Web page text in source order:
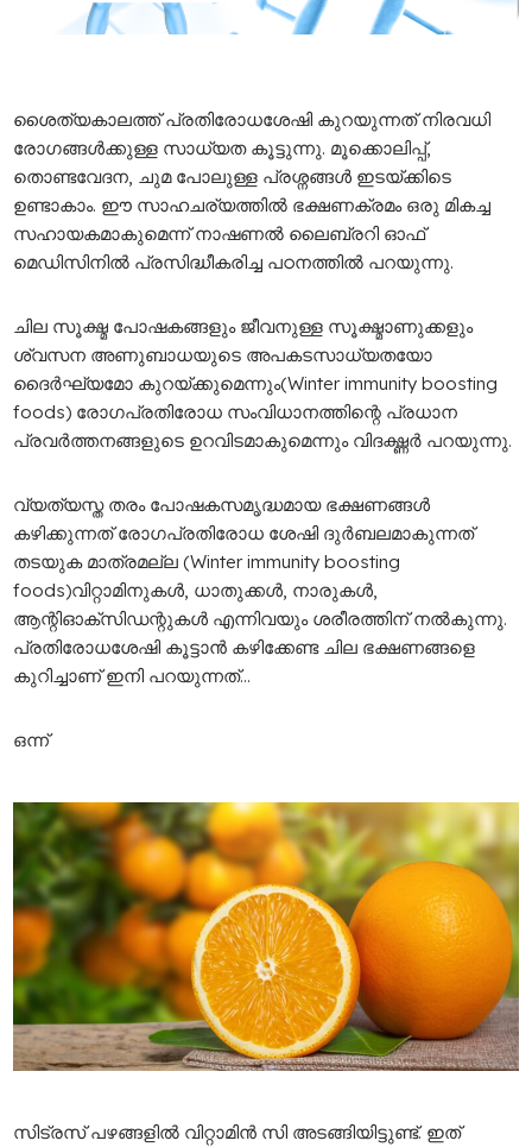
ശൈത്യകാലത്ത് പ്രതിരോധശേഷി കുറയുന്നത് നിരവധി
രോ​ഗങ്ങൾക്കുള്ള സാധ്യത കൂട്ടുന്നു. മൂക്കൊലിപ്പ്,
തൊണ്ടവേദന, ചുമ പോലുള്ള പ്രശ്നങ്ങൾ ഇടയ്ക്കിടെ
ഉണ്ടാകാം. ഈ സാഹചര്യത്തിൽ ഭക്ഷണക്രമം ഒരു മികച്ച
സഹായകമാകുമെന്ന് നാഷണൽ ലൈബ്രറി ഓഫ്
മെഡിസിനിൽ പ്രസിദ്ധീകരിച്ച പഠനത്തിൽ പറയുന്നു.
ചില സൂക്ഷ്മ പോഷകങ്ങളും ജീവനുള്ള സൂക്ഷ്മാണുക്കളും
ശ്വസന അണുബാധയുടെ അപകടസാധ്യതയോ
ദൈർഘ്യമോ കുറയ്ക്കുമെന്നും(Winter immunity boosting
foods) രോഗപ്രതിരോധ സംവിധാനത്തിന്റെ പ്രധാന
പ്രവർത്തനങ്ങളുടെ ഉറവിടമാകുമെന്നും വിദഗ്ദ്ധർ പറയുന്നു.
വ്യത്യസ്ത തരം പോഷകസമൃദ്ധമായ ഭക്ഷണങ്ങൾ
കഴിക്കുന്നത് രോഗപ്രതിരോധ ശേഷി ദുർബലമാകുന്നത്
തടയുക മാത്രമല്ല (Winter immunity boosting
foods)വിറ്റാമിനുകൾ, ധാതുക്കൾ, നാരുകൾ,
ആന്റിഓക്‌സിഡന്റുകൾ എന്നിവയും ശരീരത്തിന് നൽകുന്നു.
പ്രതിരോധശേഷി കൂട്ടാൻ ‌കഴിക്കേണ്ട ചില ഭക്ഷണങ്ങളെ
കുറിച്ചാണ് ഇനി പറയുന്നത്…
ഒന്ന്
സിട്രസ് പഴങ്ങളിൽ വിറ്റാമിൻ സി അടങ്ങിയിട്ടുണ്ട്. ഇത്